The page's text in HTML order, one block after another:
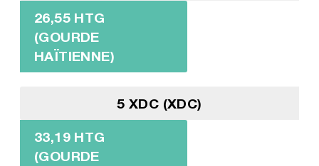
26,55 HTG
(GOURDE
HAÏTIENNE)
5 XDC (XDC)
33,19 HTG
(GOURDE